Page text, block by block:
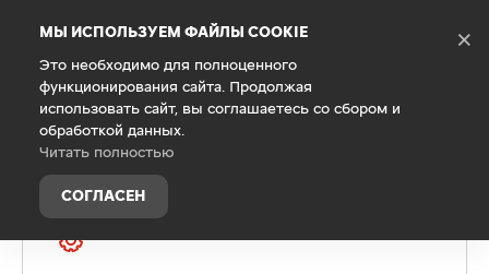
МЫ ИСПОЛЬЗУЕМ ФАЙЛЫ COOKIE
Это необходимо для полноценного
функционирования сайта. Продолжая
использовать сайт, вы соглашаетесь со сбором и
обработкой данных.
Читать полностью
СОГЛАСЕН
×
Главная
О компании